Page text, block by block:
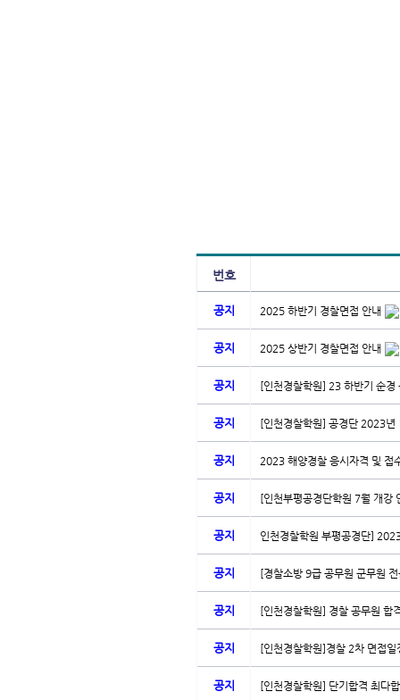
번호
공지 2025 하반기 경찰면접 안내
공지 2025 상반기 경찰면접 안내
공지 [인천경찰학원] 23 하반기 순경
공지 [인천경찰학원] 공경단 2023년
공지 2023 해양경찰 응시자격 및 접
공지 [인천부평공경단학원 7월 개
공지 인천경찰학원 부평공경단]
공지 [경찰소방 9급 공무원 군무원
공지 [인천경찰학원] 경찰 공무원 합
공지 [인천경찰학원]경찰 2차 면접
공지 [인천경찰학원] 단기합격 최다